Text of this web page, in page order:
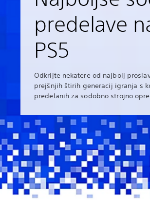
predelave
PS5
Odkrijte nekatere od najbolj
prejšnjih štirih generacij igranja s
predelanih za sodobno strojno